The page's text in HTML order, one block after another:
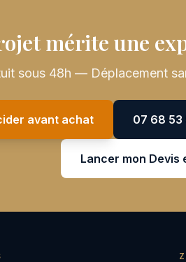
mérite une
sous 48h — Déplacement
avant achat 07 68 53
Lancer mon Devis